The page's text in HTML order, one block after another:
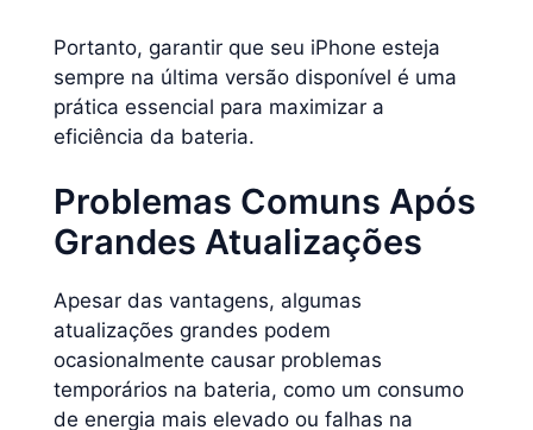
Portanto, garantir que seu iPhone esteja
sempre na última versão disponível é uma
prática essencial para maximizar a
eficiência da bateria.
Problemas Comuns Após
Grandes Atualizações
Apesar das vantagens, algumas
atualizações grandes podem
ocasionalmente causar problemas
temporários na bateria, como um consumo
de energia mais elevado ou falhas na